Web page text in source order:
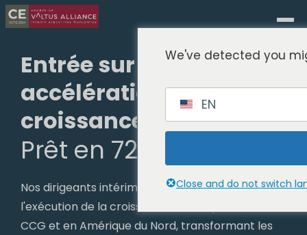
Entrée sur le marché et
accélération de la
croissance Leadership
Prêt en 72 heures.
Nos dirigeants intérimaires prennent en charge
l'exécution de la croissance en Europe, dans le
CCG et en Amérique du Nord, transformant les
We've detected you
EN
Close and do not switch